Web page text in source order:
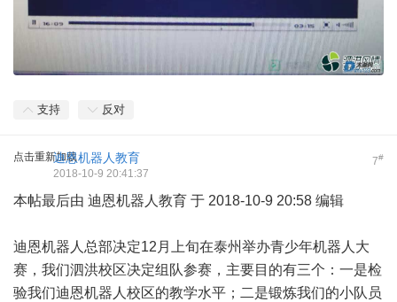
支持 反对
点击重新加载 7#
迪恩机器人教育
2018-10-9 20:41:37
本帖最后由 迪恩机器人教育 于 2018-10-9 20:58 编辑
迪恩机器人总部决定12月上旬在泰州举办青少年机器人大
赛，我们泗洪校区决定组队参赛，主要目的有三个：一是检
验我们迪恩机器人校区的教学水平；二是锻炼我们的小队员